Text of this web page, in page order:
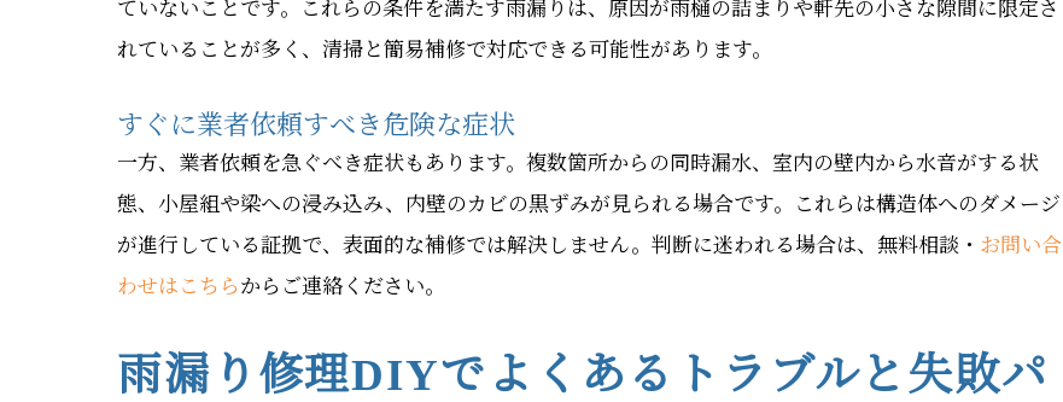
ていないことです。これらの条件を満たす雨漏りは、原因が雨樋の詰まりや軒先の小さな隙間に限定さ
れていることが多く、清掃と簡易補修で対応できる可能性があります。
すぐに業者依頼すべき危険な症状
一方、業者依頼を急ぐべき症状もあります。複数箇所からの同時漏水、室内の壁内から水音がする状
態、小屋組や梁への浸み込み、内壁のカビの黒ずみが見られる場合です。これらは構造体へのダメージ
が進行している証拠で、表面的な補修では解決しません。判断に迷われる場合は、無料相談・ お問い合
わせはこちら からご連絡ください。
雨漏り修理DIYでよくあるトラブルと失敗パ